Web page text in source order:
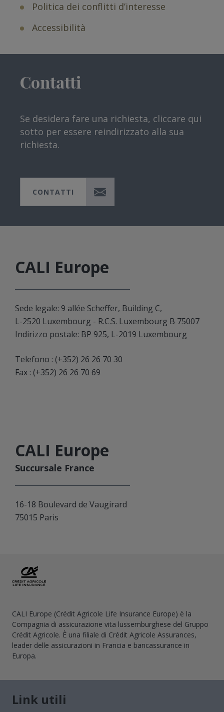
Politica dei conflitti d’interesse
Accessibilità
Contatti
Se desidera fare una richiesta, cliccare qui
sotto per essere reindirizzato alla sua
richiesta.
CONTATTI
CALI Europe
Sede legale: 9 allée Scheffer, Building C,
L-2520 Luxembourg - R.C.S. Luxembourg B 75007
Indirizzo postale: BP 925, L-2019 Luxembourg
Telefono : (+352) 26 26 70 30
Fax : (+352) 26 26 70 69
CALI Europe
Succursale France
16-18 Boulevard de Vaugirard
75015 Paris
CALI Europe (Crédit Agricole Life Insurance Europe) è la
Compagnia di assicurazione vita lussemburghese del Gruppo
Crédit Agricole. È una filiale di Crédit Agricole Assurances,
leader delle assicurazioni in Francia e bancassurance in
Europa.
Link utili